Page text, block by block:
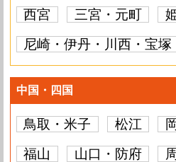
西宮
三宮・元町
尼崎・伊丹・川西・宝塚
中国・四国
鳥取・米子 松江
福山
山口・防府